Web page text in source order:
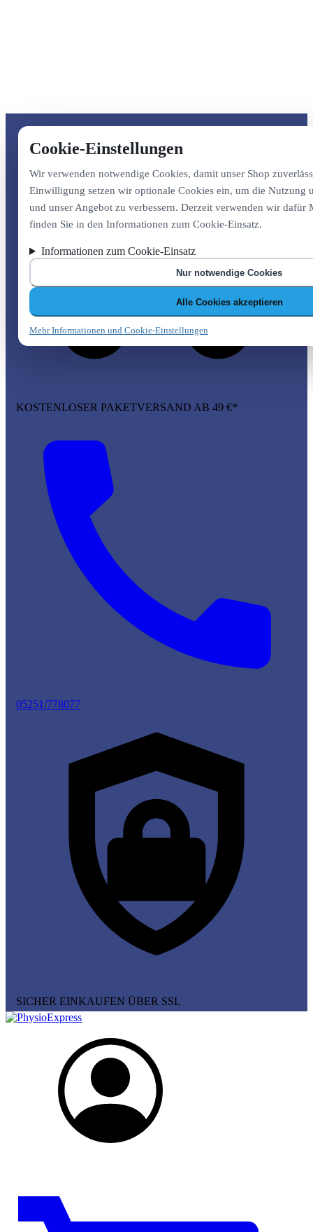
Cookie-Einstellungen
Wir verwenden notwendige Cookies, damit unser Shop
Einwilligung setzen wir optionale Cookies ein, um die Nutzung
und unser Angebot zu verbessern. Derzeit verwenden wir dafür
finden Sie in den Informationen zum Cookie-Einsatz.
Informationen zum Cookie-Einsatz
Nur notwendige Cookies
Alle Cookies akzeptieren
Mehr Informationen und Cookie-Einstellungen
KOSTENLOSER PAKETVERSAND AB 49 €*
05251/778077
SICHER EINKAUFEN ÜBER SSL